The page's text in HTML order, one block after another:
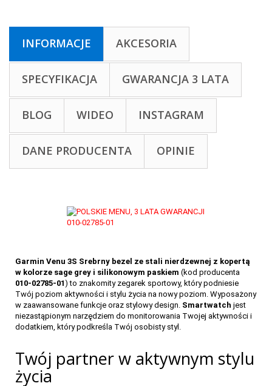
INFORMACJE AKCESORIA
SPECYFIKACJA GWARANCJA 3 LATA
BLOG WIDEO INSTAGRAM
DANE PRODUCENTA OPINIE
Garmin Venu 3S Srebrny bezel ze stali nierdzewnej z kopertą
w kolorze sage grey i silikonowym paskiem (kod producenta
010-02785-01) to znakomity zegarek sportowy, który podniesie
Twój poziom aktywności i stylu życia na nowy poziom. Wyposażony
w zaawansowane funkcje oraz stylowy design. Smartwatch jest
niezastąpionym narzędziem do monitorowania Twojej aktywności i
dodatkiem, który podkreśla Twój osobisty styl.
Twój partner w aktywnym stylu
życia